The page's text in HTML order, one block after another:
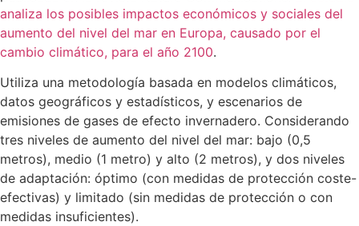
analiza los posibles impactos económicos y sociales del
aumento del nivel del mar en Europa, causado por el
cambio climático, para el año 2100.
Utiliza una metodología basada en modelos climáticos,
datos geográficos y estadísticos, y escenarios de
emisiones de gases de efecto invernadero. Considerando
tres niveles de aumento del nivel del mar: bajo (0,5
metros), medio (1 metro) y alto (2 metros), y dos niveles
de adaptación: óptimo (con medidas de protección coste-
efectivas) y limitado (sin medidas de protección o con
medidas insuficientes).